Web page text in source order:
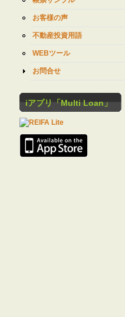
お客様の声
不動産投資用語
WEBツール
お問合せ
iアプリ「Multi Loan」